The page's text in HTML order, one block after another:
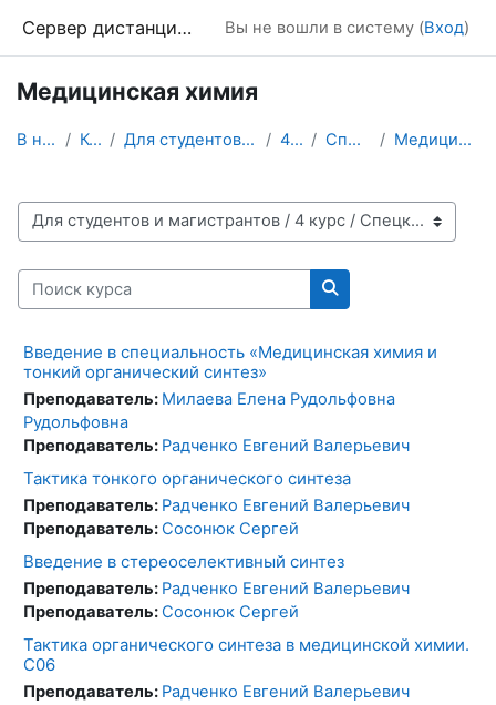
Сервер дистанционного обучения Химического факультета МГУ Вы не вошли в систему (Вход)
Медицинская химия
В начало Курсы Для студентов и магистрантов 4 курс Спецкурсы Медицинская химия
Категории курсов
Поиск курса
Поиск курса
Введение в специальность «Медицинская химия и
тонкий органический синтез»
Преподаватель: Милаева Елена Рудольфовна
Рудольфовна
Преподаватель: Радченко Евгений Валерьевич
Taктика тонкого органического синтеза
Преподаватель: Радченко Евгений Валерьевич
Преподаватель:Сосонюк Сергей
Введение в стереоселективный синтез
Преподаватель: Радченко Евгений Валерьевич
Преподаватель:Сосонюк Сергей
Тактика органического синтеза в медицинской химии.
C06
Преподаватель: Радченко Евгений Валерьевич